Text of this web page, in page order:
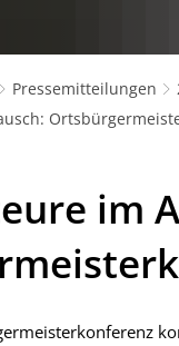
Pressemitteilungen
im